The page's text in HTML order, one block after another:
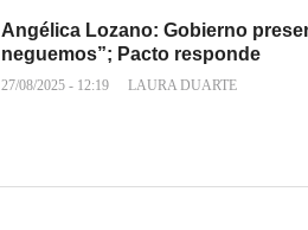
Angélica Lozano: Gobierno
neguemos”; Pacto responde
27/08/2025 - 12:19 LAURA DUARTE